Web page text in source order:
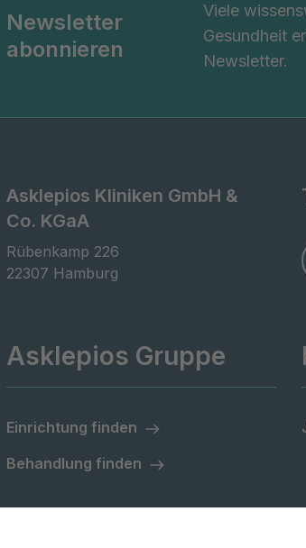
Newsletter
abonnieren
Viele
Gesundheit
Newsletter.
Asklepios Kliniken GmbH &
Co. KGaA
Rübenkamp 226
22307 Hamburg
Asklepios Gruppe
Einrichtung finden
Behandlung finden